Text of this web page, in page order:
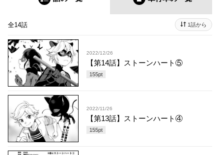
全14話 1話から
2022/12/26
【第14話】ストーンハート⑤
155pt
2022/11/26
【第13話】ストーンハート④
155pt